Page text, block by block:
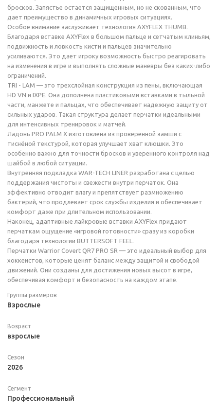
бросков. Запястье остается защищенным, но не скованным, что
дает преимущество в динамичных игровых ситуациях.
Особое внимание заслуживает технология AXYFLEX THUMB.
Благодаря вставке AXYFlex в большом пальце и сетчатым клиньям,
подвижность и ловкость кисти и пальцев значительно
усиливаются. Это дает игроку возможность быстро реагировать
на изменения в игре и выполнять сложные маневры без каких-либо
ограничений.
TRI - LAM — это трехслойная конструкция из пены, включающая
HD VN и IXPE. Она дополнена пластиковыми вставками в тыльной
части, манжете и пальцах, что обеспечивает надежную защиту от
сильных ударов. Такая структура делает перчатки идеальными
для интенсивных тренировок и матчей.
Ладонь PRO PALM X изготовлена из проверенной замши с
тиснёной текстурой, которая улучшает хват клюшки. Это
особенно важно для точности бросков и уверенного контроля над
шайбой в любой ситуации.
Внутренняя подкладка WAR-TECH LINER разработана с целью
поддержания чистоты и свежести внутри перчаток. Она
эффективно отводит влагу и препятствует размножению
бактерий, что продлевает срок службы изделия и обеспечивает
комфорт даже при длительном использовании.
Наконец, адаптивные лайкровые вставки AXYFlex придают
перчаткам ощущение «игровой готовности» сразу из коробки
благодаря технологии BUTTERSOFT FEEL.
Перчатки Warrior Covert QR7 PRO SR — это идеальный выбор для
хоккеистов, которые ценят баланс между защитой и свободой
движений. Они созданы для достижения новых высот в игре,
обеспечивая комфорт и безопасность на каждом этапе.
Группы размеров
Взрослые
Возраст
взрослые
Сезон
2026
Сегмент
Профессиональный